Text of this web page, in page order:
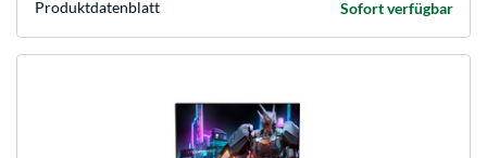
Sofort verfügbar
Produkt­datenblatt